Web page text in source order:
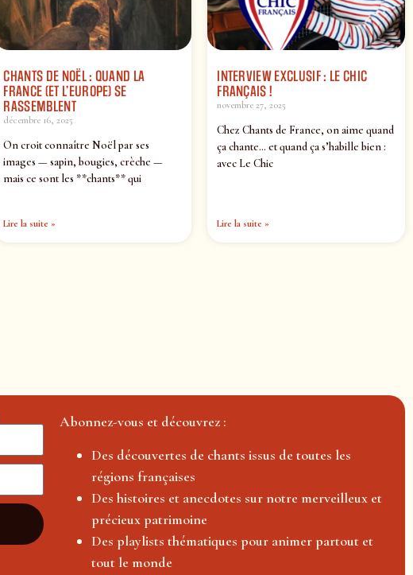
CHANTS DE NOËL : QUAND LA
FRANCE (ET L’EUROPE) SE
RASSEMBLENT
décembre 16, 2025
On croit connaître Noël par ses
images — sapin, bougies, crèche —
mais ce sont les **chants** qui
Lire la suite »
INTERVIEW EXCLUSIF : LE CHIC
FRANÇAIS !
novembre 27, 2025
Chez Chants de France, on aime quand
ça chante… et quand ça s’habille bien :
avec Le Chic
Lire la suite »
Abonnez-vous et découvrez :
Des découvertes de chants issus de toutes les
régions françaises
Des histoires et anecdotes sur notre merveilleux et
précieux patrimoine
Des playlists thématiques pour animer partout et
tout le monde